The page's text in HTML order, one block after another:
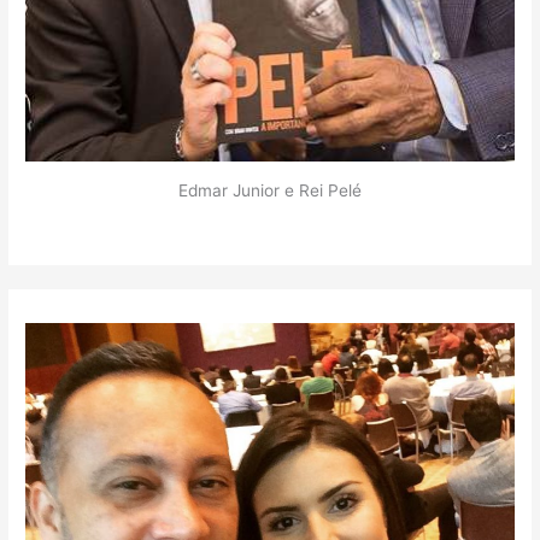
Edmar Junior e Rei Pelé